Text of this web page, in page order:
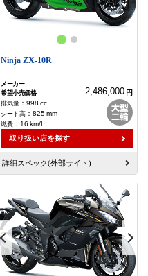
Ninja ZX-10R
2,486,000 円
： 998 cc
： 825mm
： 16 km/L
取り扱い店を探す
詳細スペック(外部サイト)